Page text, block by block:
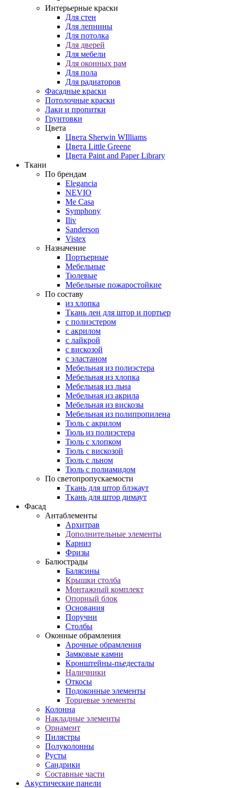
Интерьерные краски
Для стен
Для лепнины
Для потолка
Для дверей
Для мебели
Для оконных рам
Для пола
Для радиаторов
Фасадные краски
Потолочные краски
Лаки и пропитки
Грунтовки
Цвета
Цвета Sherwin WIlliams
Цвета Little Greene
Цвета Paint and Paper Library
Ткани
По брендам
Elegancia
NEVIO
Me Casa
Symphony
Iliv
Sanderson
Vistex
Назначение
Портьерные
Мебельные
Тюлевые
Мебельные пожаростойкие
По составу
из хлопка
Ткань лен для штор и портьер
с полиэстером
с акрилом
с лайкрой
с вискозой
с эластаном
Мебельная из полиэстера
Мебельная из хлопка
Мебельная из льна
Мебельная из акрила
Мебельная из вискозы
Мебельная из полипропилена
Тюль с акрилом
Тюль из полиэстера
Тюль с хлопком
Тюль с вискозой
Тюль с льном
Тюль с полиамидом
По светопропускаемости
Ткань для штор блэкаут
Ткань для штор димаут
Фасад
Антаблементы
Архитрав
Дополнительные элементы
Карниз
Фризы
Балюстрады
Балясины
Крышки столба
Монтажный комплект
Опорный блок
Основания
Поручни
Столбы
Оконные обрамления
Арочные обрамления
Замковые камни
Кронштейны-пьедесталы
Наличники
Откосы
Подоконные элементы
Торцевые элементы
Колонна
Накладные элементы
Орнамент
Пилястры
Полуколонны
Русты
Сандрики
Составные части
Акустические панели